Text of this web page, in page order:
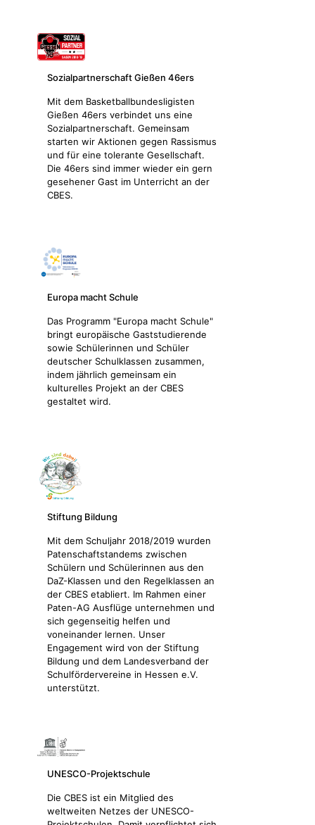
Sozialpartnerschaft Gießen 46ers
Mit dem Basketballbundesligisten
Gießen 46ers verbindet uns eine
Sozialpartnerschaft. Gemeinsam
starten wir Aktionen gegen Rassismus
und für eine tolerante Gesellschaft.
Die 46ers sind immer wieder ein gern
gesehener Gast im Unterricht an der
CBES.
Europa macht Schule
Das Programm "Europa macht Schule"
bringt europäische Gaststudierende
sowie Schülerinnen und Schüler
deutscher Schulklassen zusammen,
indem jährlich gemeinsam ein
kulturelles Projekt an der CBES
gestaltet wird.
Stiftung Bildung
Mit dem Schuljahr 2018/2019 wurden
Patenschaftstandems zwischen
Schülern und Schülerinnen aus den
DaZ-Klassen und den Regelklassen an
der CBES etabliert. Im Rahmen einer
Paten-AG Ausflüge unternehmen und
sich gegenseitig helfen und
voneinander lernen. Unser
Engagement wird von der Stiftung
Bildung und dem Landesverband der
Schulfördervereine in Hessen e.V.
unterstützt.
UNESCO-Projektschule
Die CBES ist ein Mitglied des
weltweiten Netzes der UNESCO-